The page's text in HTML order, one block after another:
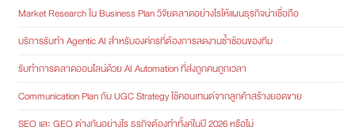
Market Research ใน Business Plan วิจัยตลาดอย่างไรให้แผนธุรกิจน่าเชื่อถือ
บริการรับทำ Agentic AI สำหรับองค์กรที่ต้องการลดงานซ้ำซ้อนของทีม
รับทำการตลาดออนไลน์ด้วย AI Automation ที่ส่งถูกคนถูกเวลา
Communication Plan กับ UGC Strategy ใช้คอนเทนต์จากลูกค้าสร้างยอดขาย